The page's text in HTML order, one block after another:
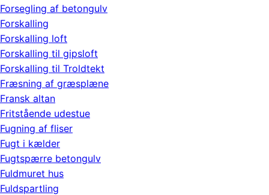
Forsegling af betongulv
Forskalling
Forskalling loft
Forskalling til gipsloft
Forskalling til Troldtekt
Fræsning af græsplæne
Fransk altan
Fritstående udestue
Fugning af fliser
Fugt i kælder
Fugtspærre betongulv
Fuldmuret hus
Fuldspartling